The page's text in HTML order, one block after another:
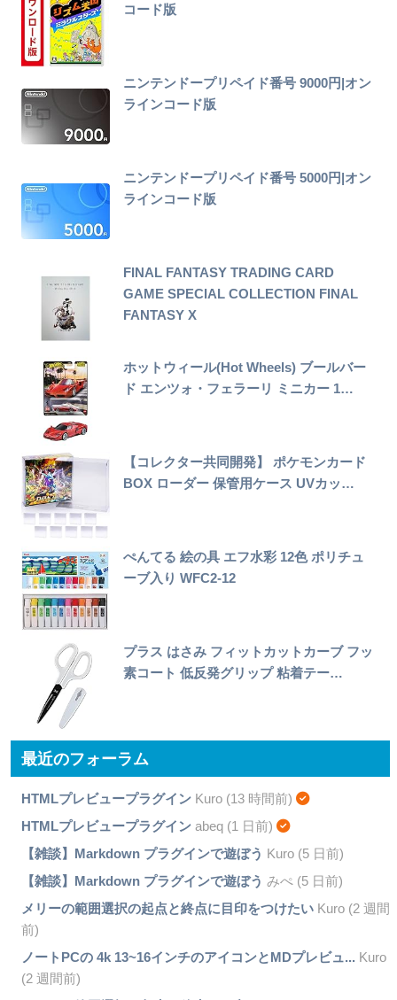
コード版
ニンテンドープリペイド番号 9000円|オン
ラインコード版
ニンテンドープリペイド番号 5000円|オン
ラインコード版
FINAL FANTASY TRADING CARD
GAME SPECIAL COLLECTION FINAL
FANTASY X
ホットウィール(Hot Wheels) ブールバー
ド エンツォ・フェラーリ ミニカー 1…
【コレクター共同開発】 ポケモンカード
BOX ローダー 保管用ケース UVカッ…
ぺんてる 絵の具 エフ水彩 12色 ポリチュ
ーブ入り WFC2-12
プラス はさみ フィットカットカーブ フッ
素コート 低反発グリップ 粘着テー…
最近のフォーラム
HTMLプレビュープラグインKuro (13 時間前)
HTMLプレビュープラグインabeq (1 日前)
【雑談】Markdown プラグインで遊ぼう Kuro (5 日前)
【雑談】Markdown プラグインで遊ぼう みぺ (5 日前)
メリーの範囲選択の起点と終点に目印をつけたいKuro (2 週間
前)
ノートPCの 4k 13~16インチのアイコンとMDプレビュ... Kuro
(2 週間前)